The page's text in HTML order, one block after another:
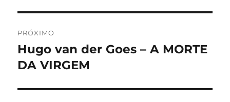
PRÓXIMO
Próximo
post:
Hugo van der Goes – A MORTE
DA VIRGEM